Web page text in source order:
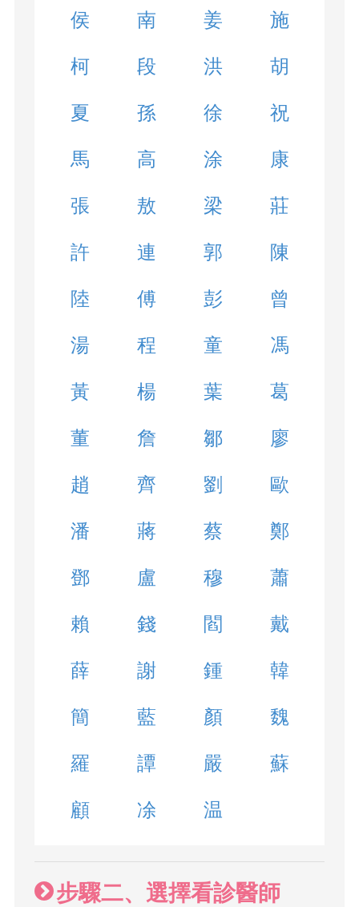
侯 南 姜 施
柯 段 洪 胡
夏 孫 徐 祝
馬 高 涂 康
張 敖 梁 莊
許 連 郭 陳
陸 傅 彭 曾
湯 程 童 馮
黃 楊 葉 葛
董 詹 鄒 廖
趙 齊 劉 歐
潘 蔣 蔡 鄭
鄧 盧 穆 蕭
賴 錢 閻 戴
薛 謝 鍾 韓
簡 藍 顏 魏
羅 譚 嚴 蘇
顧 凃 温
步驟二、選擇看診醫師